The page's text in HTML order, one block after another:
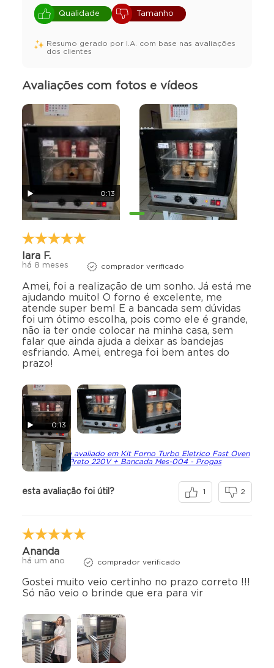
Controlador de temperatura Mínimo 50° e Máximo de
250° com regulagem
Potência de 2000W
Não tem jato de água vapor
Puxador em polímero isolante de alta resistência
Motor de 1/30cv
Iluminação interna lâmpada
Fabricado em aço inoxidável escovado
Porta com visor em vidro temperado de 4mm
Isolamento térmico com lã basáltica para evitar
superaquecimento externo
Painel com teclas individuais para acionamento do motor
turbina e lâmpada
Tomada de 20A (amperagem) para operar de maneira
Contém 4 bandejas 35x35 cm (7 cm entre os níveis)
Profundidade: 37cm
Dimensões do produto:
Altura: 51cm | Largura: 51,8cm | Profundidade: 66,5cm
Peso: 22 kg
Qualidade Tamanho
Resumo gerado por I.A. com base nas avaliações
dos clientes
Avaliações com fotos e vídeos
0:13
Iara F.
há 8 meses comprador verificado
Amei, foi a realização de um sonho. Já está me
ajudando muito! O forno é excelente, me
atende super bem! E a bancada sem dúvidas
foi um ótimo escolha, pois como ele é grande,
não ia ter onde colocar na minha casa, sem
falar que ainda ajuda a deixar as bandejas
esfriando. Amei, entrega foi bem antes do
prazo!
0:13
originalmente avaliado em Kit Forno Turbo Eletrico Fast Oven
Prp-004 G2 Preto 220V + Bancada Mes-004 - Progas
esta avaliação foi útil? 1 2
Ananda
há um ano comprador verificado
Gostei muito veio certinho no prazo correto !!!
Só não veio o brinde que era para vir